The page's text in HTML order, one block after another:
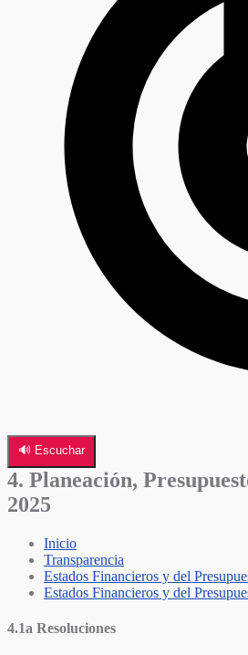
🔊 Escuchar
4. Planeación,
2025
Inicio
Transparencia
Estados Financieros y del
Estados Financieros y del
4.1a Resoluciones